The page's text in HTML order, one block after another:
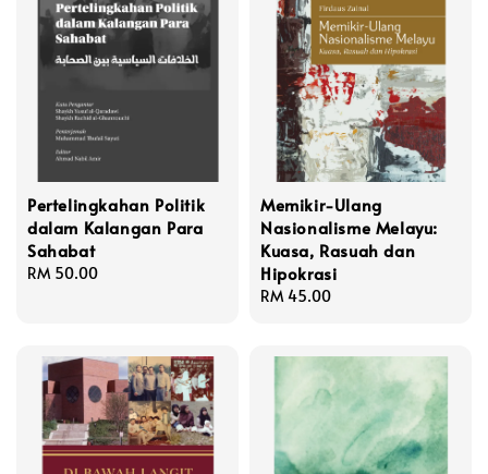
Pertelingkahan Politik
dalam Kalangan Para
Sahabat
Regular
RM 50.00
Memikir-Ulang
Nasionalisme Melayu:
Kuasa, Rasuah dan
Hipokrasi
Regular
RM 45.00